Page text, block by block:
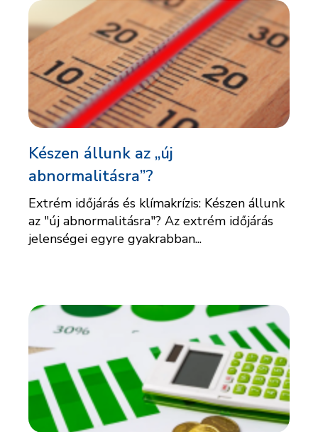
Készen állunk az „új
abnormalitásra”?
Extrém időjárás és klímakrízis: Készen állunk
az "új abnormalitásra"? Az extrém időjárás
jelenségei egyre gyakrabban...